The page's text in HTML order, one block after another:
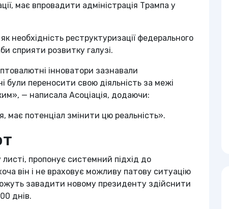
має впровадити адміністрація Трампа у
реструктуризації федерального
сприяти розвитку галузі.
інноватори зазнавали
були переносити свою діяльність за межі
— написала Асоціація, додаючи:
має потенціал змінити цю реальність».
пропонує системний підхід до
він і не враховує можливу патову ситуацію
завадити новому президенту здійснити
днів.